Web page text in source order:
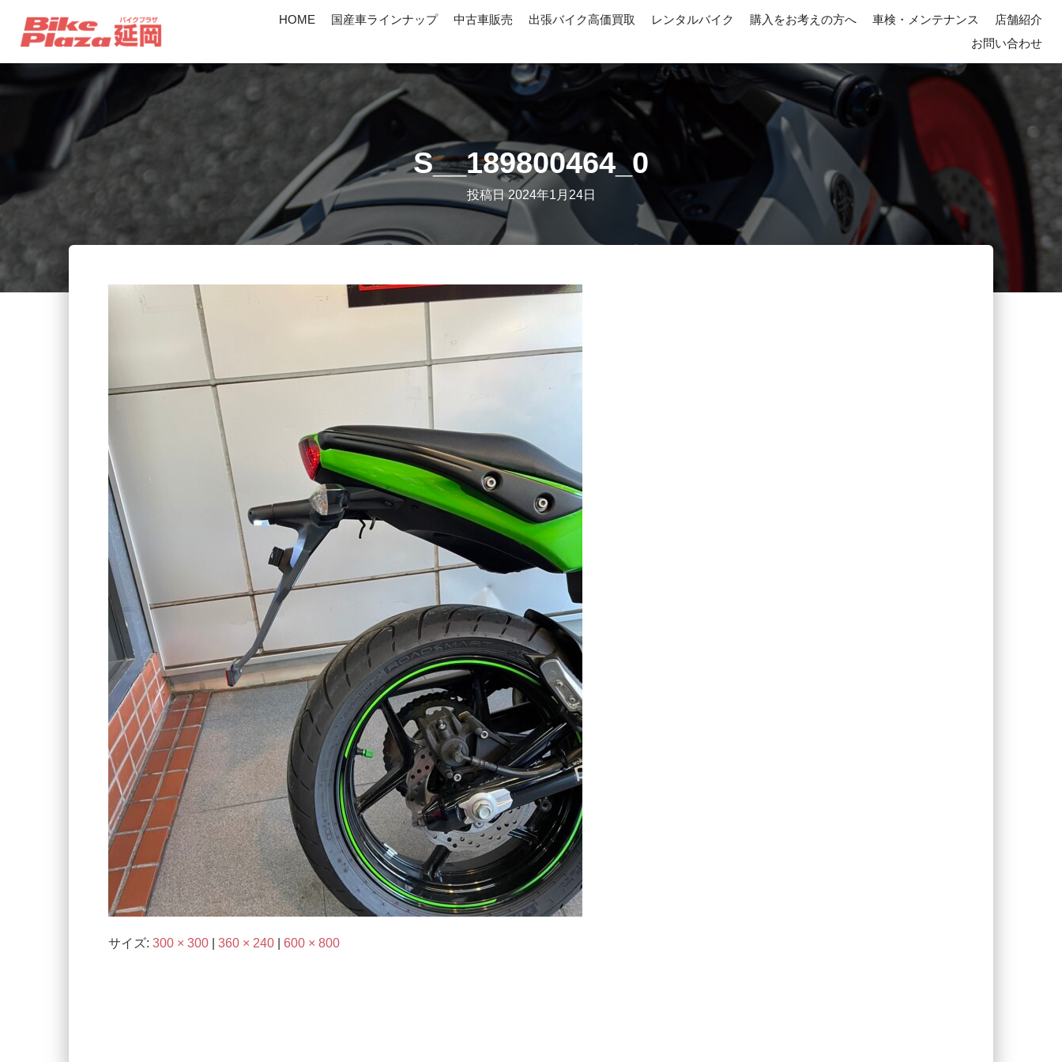
HOME 国産車ラインナップ 中古車販売 出張バイク高価買取 レンタルバイク 購入をお考えの方へ 車検・メンテナンス
店舗紹介
お問い合わせ
S__189800464_0
投稿日2024年1月24日
サイズ: 300 × 300 360 × 240 600 × 800